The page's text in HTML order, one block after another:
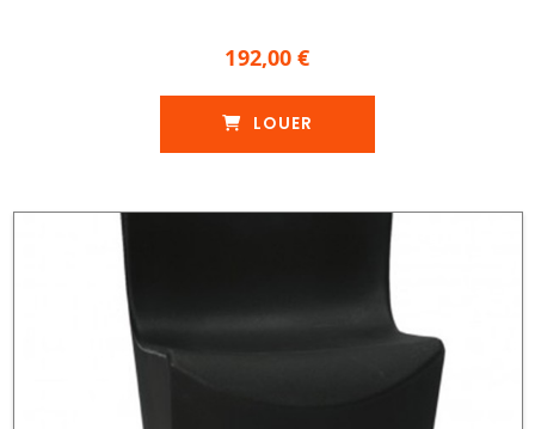
192,00 €
LOUER